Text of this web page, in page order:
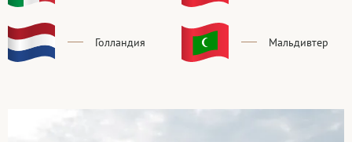
Голландия Мальдивтер